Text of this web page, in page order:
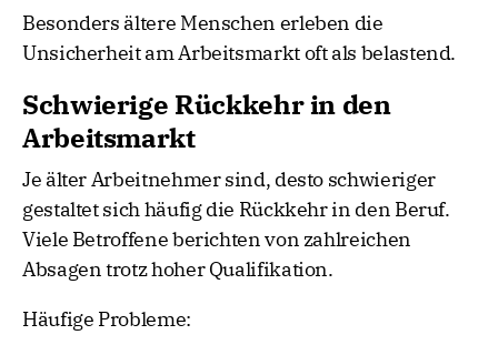
Besonders ältere Menschen erleben die
Unsicherheit am Arbeitsmarkt oft als belastend.
Schwierige Rückkehr in den
Arbeitsmarkt
Je älter Arbeitnehmer sind, desto schwieriger
gestaltet sich häufig die Rückkehr in den Beruf.
Viele Betroffene berichten von zahlreichen
Absagen trotz hoher Qualifikation.
Häufige Probleme: